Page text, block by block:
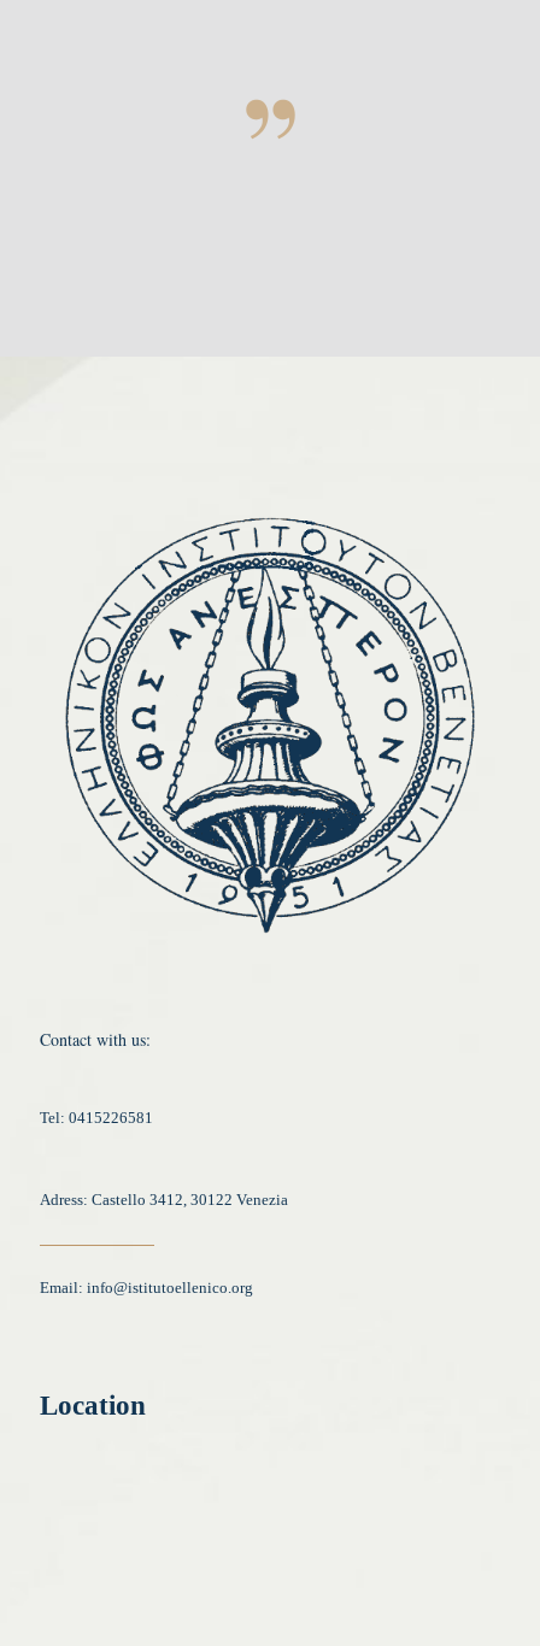
Contact with us:
Tel: 0415226581
Adress: Castello 3412, 30122 Venezia
Email: info@istitutoellenico.org
Location